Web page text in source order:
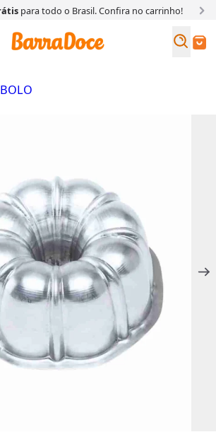
para todo o Brasil. Confira no carrinho!
Buscar